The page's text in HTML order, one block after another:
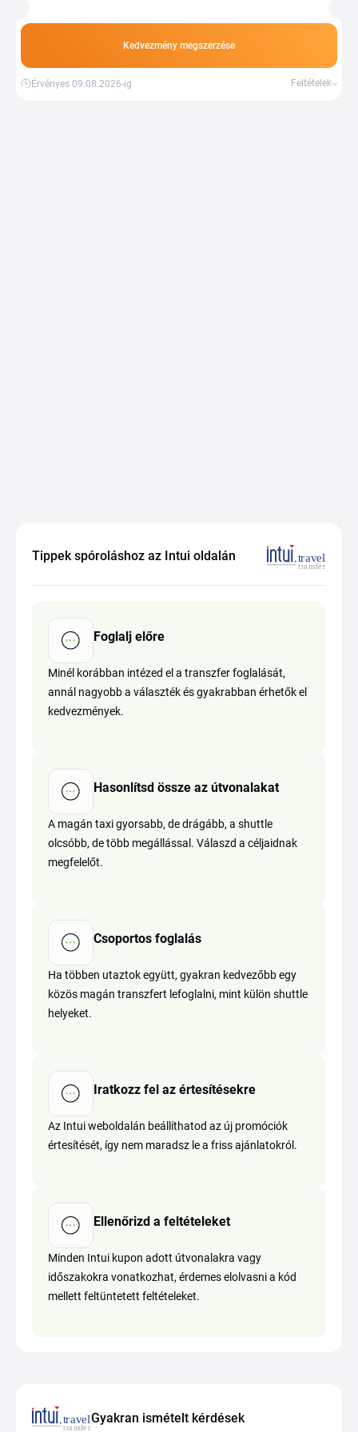
Kedvezmény megszerzése
Érvényes 09.08.2026-ig Feltételek
Tippek spóroláshoz az Intui oldalán
Foglalj előre
Minél korábban intézed el a transzfer foglalását,
annál nagyobb a választék és gyakrabban érhetők el
kedvezmények.
Hasonlítsd össze az útvonalakat
A magán taxi gyorsabb, de drágább, a shuttle
olcsóbb, de több megállással. Válaszd a céljaidnak
megfelelőt.
Csoportos foglalás
Ha többen utaztok együtt, gyakran kedvezőbb egy
közös magán transzfert lefoglalni, mint külön shuttle
helyeket.
Iratkozz fel az értesítésekre
Az Intui weboldalán beállíthatod az új promóciók
értesítését, így nem maradsz le a friss ajánlatokról.
Ellenőrizd a feltételeket
Minden Intui kupon adott útvonalakra vagy
időszakokra vonatkozhat, érdemes elolvasni a kód
mellett feltüntetett feltételeket.
Gyakran ismételt kérdések